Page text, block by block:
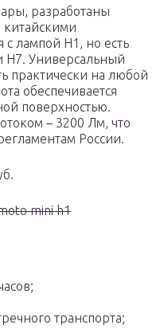
разработаны
с лампой Н1, но есть
Н7. Универсальный
практически на любой
обеспечивается
поверхностью.
– 3200 Лм, что
России.
mini h1
транспорта;